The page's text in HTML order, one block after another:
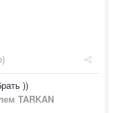
))
TARKAN